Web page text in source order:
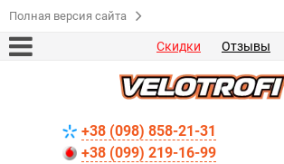
Полная версия сайта
Скидки Отзывы
+38 (098) 858-21-31
+38 (099) 219-16-99